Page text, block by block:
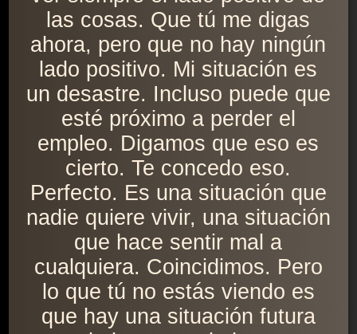
las cosas. Que tú me digas
ahora, pero que no hay ningún
lado positivo. Mi situación es
un desastre. Incluso puede que
esté próximo a perder el
empleo. Digamos que eso es
cierto. Te concedo eso.
Perfecto. Es una situación que
nadie quiere vivir, una situación
que hace sentir mal a
cualquiera. Coincidimos. Pero
lo que tú no estás viendo es
que hay una situación futura